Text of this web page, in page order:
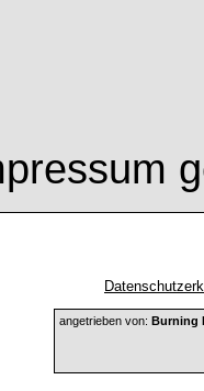
angetrieben von: Burning